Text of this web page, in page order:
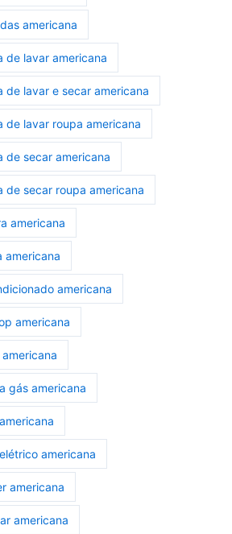
americana
de lavar americana
de lavar e secar americana
de lavar roupa americana
de secar americana
de secar roupa americana
americana
americana
americana
americana
gás americana
americana
americana
americana